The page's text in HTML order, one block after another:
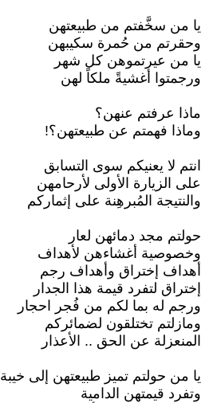
يا من سخَّفتم من طبيعتهن
وحقرتم من حُمرة سكيبهن
يا من عيرتموهن كل شهر
ورجمتوا أغشيةً ملكاً لهن
ماذا عرفتم عنهن؟
وماذا فهمتم عن طبيعتهن؟!
انتم لا يعنيكم سوى التسابق
على الزيارة الأولى لأرحامهن
والنتيجة المُبرهِنة على إثماركم
حولتم مجد دمائهن لعار
وخصوصية أغشاءهن لأهداف
أهداف إختراق وأهداف رجم
إختراق لتفرد قيمة هذا الجدار
ورجم له بما لكم من فُجر احجار
ومازلتم تختلقون لضمائركم
المنعزلة عن الحق .. الأعذار
يا من حولتم تميز طبيعتهن إلى خيبة
وتفرد قيمتهن الدامية